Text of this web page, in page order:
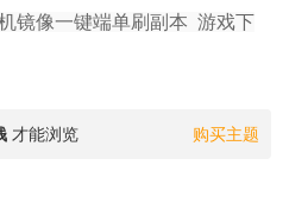
镜像一键端单刷副本 游戏下
购买主题
才能浏览